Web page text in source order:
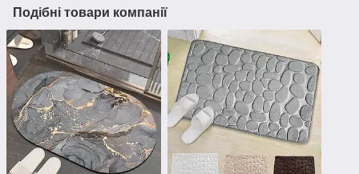
Подібні товари компанії